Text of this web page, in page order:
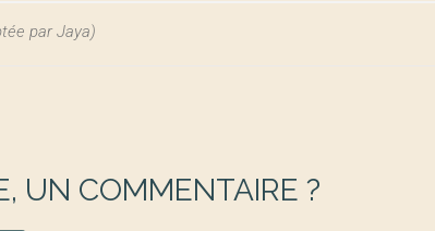
par Jaya)
UN COMMENTAIRE ?